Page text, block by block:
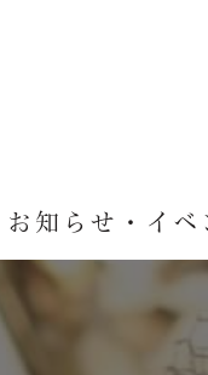
卒業袴レン
お知らせ・イベ